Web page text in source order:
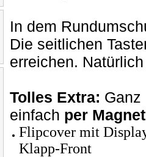
In dem
Die seitlichen
erreichen.
Tolles Extra: Ganz
einfach per Magnet
Flipcover mit
Klapp-Front